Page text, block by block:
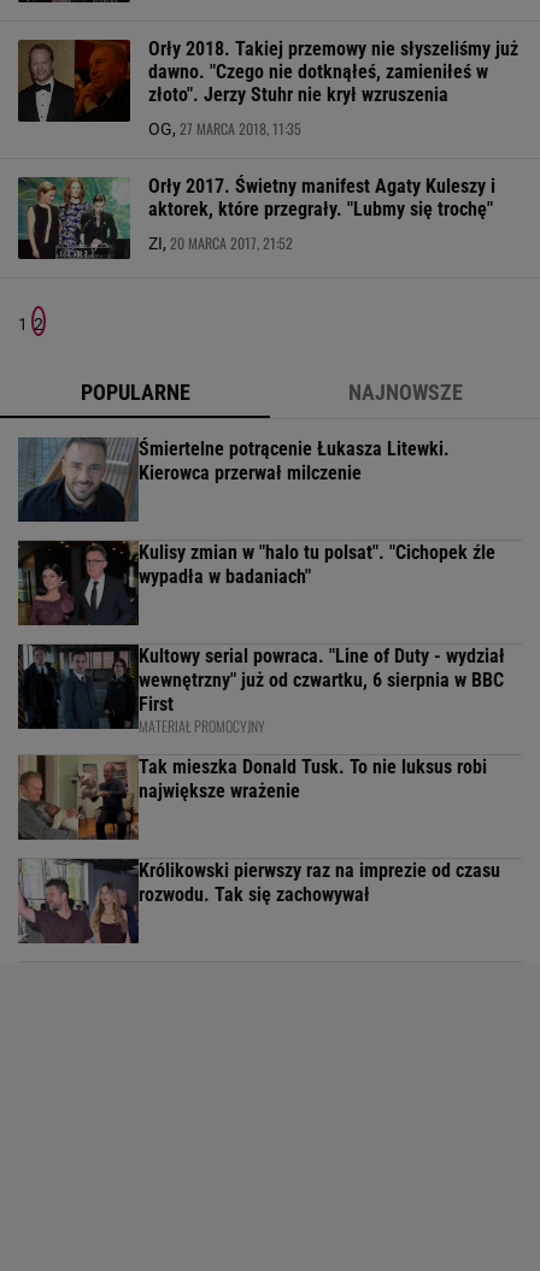
Orły 2018. Takiej przemowy nie słyszeliśmy już
dawno. "Czego nie dotknąłeś, zamieniłeś w
złoto". Jerzy Stuhr nie krył wzruszenia
OG, 27 MARCA 2018, 11:35
Orły 2017. Świetny manifest Agaty Kuleszy i
aktorek, które przegrały. "Lubmy się trochę"
ZI, 20 MARCA 2017, 21:52
1 2
POPULARNE NAJNOWSZE
Śmiertelne potrącenie Łukasza Litewki.
Kierowca przerwał milczenie
Kulisy zmian w "halo tu polsat". "Cichopek źle
wypadła w badaniach"
Kultowy serial powraca. "Line of Duty - wydział
wewnętrzny" już od czwartku, 6 sierpnia w BBC
First
MATERIAŁ PROMOCYJNY
Tak mieszka Donald Tusk. To nie luksus robi
największe wrażenie
Królikowski pierwszy raz na imprezie od czasu
rozwodu. Tak się zachowywał